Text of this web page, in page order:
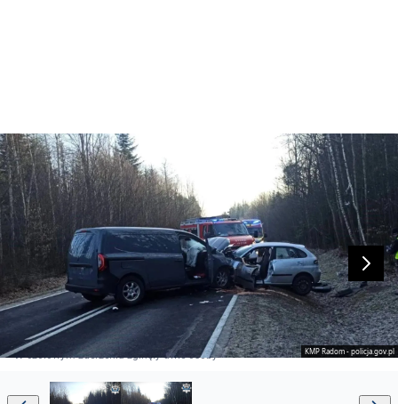
KMP Radom - policja.gov.pl
W czołowym zderzeniu zginęły dwie osoby